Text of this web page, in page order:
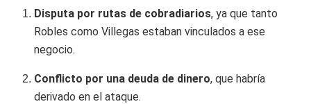
Disputa por rutas de cobradiarios, ya que tanto
Robles como Villegas estaban vinculados a ese
negocio.
Conflicto por una deuda de dinero, que habría
derivado en el ataque.